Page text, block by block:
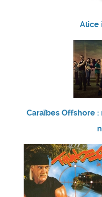
Alice
Caraïbes Offshore